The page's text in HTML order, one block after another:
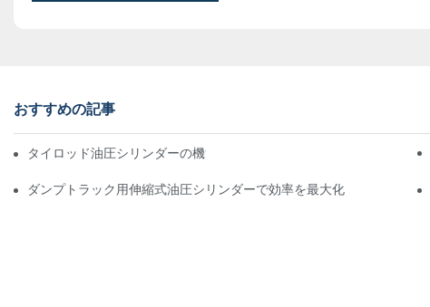
おすすめの記事
タイロッド油圧シリンダーの機能と重要性を理解する
ダンプトラック用伸縮式油圧シリンダーで効率を最大化